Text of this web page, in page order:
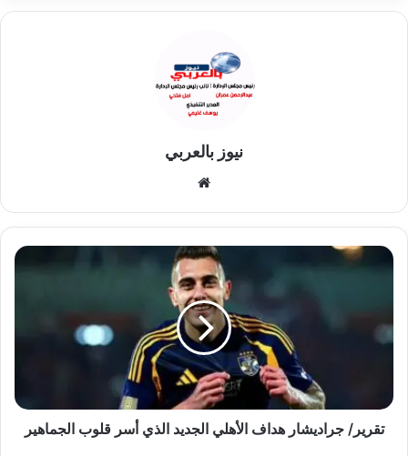
نيوز بالعربي
تقرير/
الجديد
الجماهير
تقرير/ جراديشار هداف الأهلي الجديد الذي أسر قلوب الجماهير